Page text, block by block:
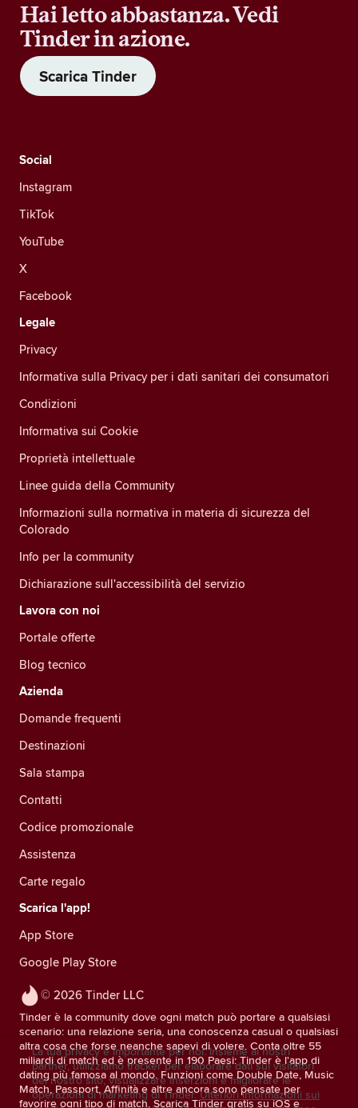
Hai letto abbastanza. Vedi
Tinder in azione.
Scarica Tinder
© 2026 Tinder LLC
Tinder è la community dove ogni match può portare a qualsiasi
scenario: una relazione seria, una conoscenza casual o qualsiasi
altra cosa che forse neanche sapevi di volere. Conta oltre 55
miliardi di match ed è presente in 190 Paesi: Tinder è l'app di
dating più famosa al mondo. Funzioni come Double Date, Music
Match, Passport, Affinità e altre ancora sono pensate per
favorire ogni tipo di match. Scarica Tinder gratis su iOS e
Social
Instagram
TikTok
YouTube
X
Facebook
Legale
Privacy
Informativa sulla Privacy per i dati sanitari dei consumatori
Condizioni
Informativa sui Cookie
Proprietà intellettuale
Linee guida della Community
Informazioni sulla normativa in materia di sicurezza del
Colorado
Info per la community
Dichiarazione sull'accessibilità del servizio
Lavora con noi
Portale offerte
Blog tecnico
Azienda
Domande frequenti
Destinazioni
Sala stampa
Contatti
Codice promozionale
Assistenza
Carte regalo
Scarica l'app!
App Store
Google Play Store
La tua privacy è importante per noi. Insieme ai nostri
partner, utilizziamo tracker per elaborare dati sui visitatori
del nostro sito, visualizzare inserzioni e migliorare le
operazioni di marketing di Tinder. Ulteriori informazioni sui